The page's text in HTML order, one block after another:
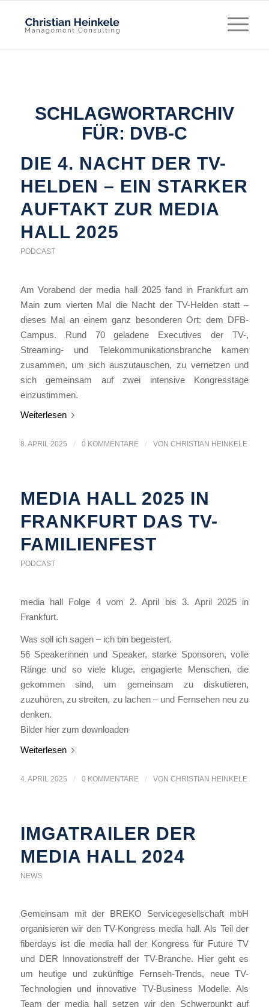
SCHLAGWORTARCHIV
FÜR: DVB-C
DIE 4. NACHT DER TV-
HELDEN – EIN STARKER
AUFTAKT ZUR MEDIA
HALL 2025
PODCAST
Am Vorabend der media hall 2025 fand in Frankfurt am
Main zum vierten Mal die Nacht der TV-Helden statt –
dieses Mal an einem ganz besonderen Ort: dem DFB-
Campus. Rund 70 geladene Executives der TV-,
Streaming- und Telekommunikationsbranche kamen
zusammen, um sich auszutauschen, zu vernetzen und
sich gemeinsam auf zwei intensive Kongresstage
einzustimmen.
Weiterlesen
8. APRIL 2025 / 0 KOMMENTARE / VON CHRISTIAN HEINKELE
MEDIA HALL 2025 IN
FRANKFURT DAS TV-
FAMILIENFEST
PODCAST
media hall Folge 4 vom 2. April bis 3. April 2025 in
Frankfurt.
Was soll ich sagen – ich bin begeistert.
56 Speakerinnen und Speaker, starke Sponsoren, volle
Ränge und so viele kluge, engagierte Menschen, die
gekommen sind, um gemeinsam zu diskutieren,
zuzuhören, zu streiten, zu lachen – und Fernsehen neu zu
denken.
Bilder hier zum downloaden
Weiterlesen
4. APRIL 2025 / 0 KOMMENTARE / VON CHRISTIAN HEINKELE
IMGATRAILER DER
MEDIA HALL 2024
NEWS
Gemeinsam mit der BREKO Servicegesellschaft mbH
organisieren wir den TV-Kongress media hall. Als Teil der
fiberdays ist die media hall der Kongress für Future TV
und DER Innovationstreff der TV-Branche. Hier geht es
um heutige und zukünftige Fernseh-Trends, neue TV-
Technologien und innovative TV-Business Modelle. Als
Team der media hall setzen wir den Schwerpunkt auf